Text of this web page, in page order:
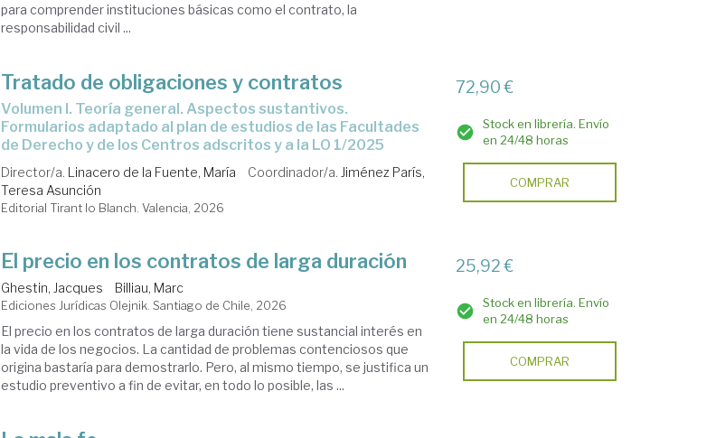
para comprender instituciones básicas como el contrato, la
responsabilidad civil ...
Tratado de obligaciones y contratos
Volumen I. Teoría general. Aspectos sustantivos.
Formularios adaptado al plan de estudios de las Facultades
de Derecho y de los Centros adscritos y a la LO 1/2025
Director/a. Linacero de la Fuente, María Coordinador/a. Jiménez París,
Teresa Asunción
Editorial Tirant lo Blanch. Valencia, 2026
72,90 €
Stock en librería. Envío
en 24/48 horas
COMPRAR
El precio en los contratos de larga duración
Ghestin, Jacques Billiau, Marc
Ediciones Jurídicas Olejnik. Santiago de Chile, 2026
El precio en los contratos de larga duración tiene sustancial interés en
la vida de los negocios. La cantidad de problemas contenciosos que
origina bastaría para demostrarlo. Pero, al mismo tiempo, se justifica un
estudio preventivo a fin de evitar, en todo lo posible, las ...
25,92 €
Stock en librería. Envío
en 24/48 horas
COMPRAR